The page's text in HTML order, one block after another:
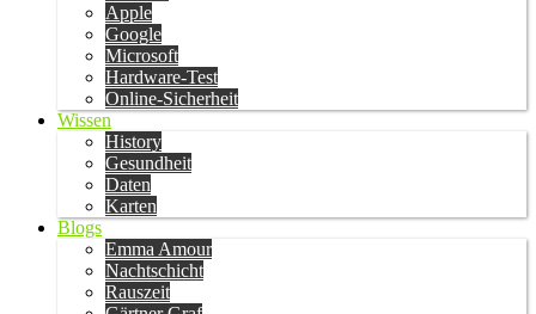
Apple
Google
Microsoft
Hardware-Test
Online-Sicherheit
Wissen
History
Gesundheit
Daten
Karten
Blogs
Emma Amour
Nachtschicht
Rauszeit